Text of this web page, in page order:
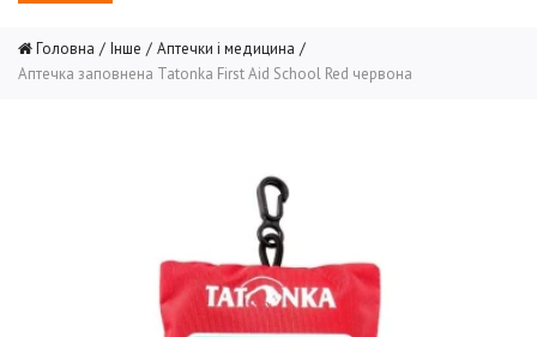
Головна Інше
Аптечки і медицина
Аптечка заповнена Tatonka First Aid School Red червона